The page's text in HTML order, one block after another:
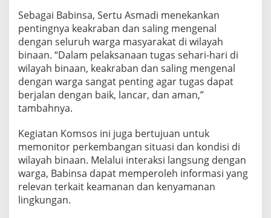
s
o
s
d
i
W
a
r
K
o
p
Sebagai Babinsa, Sertu Asmadi menekankan
pentingnya keakraban dan saling mengenal
dengan seluruh warga masyarakat di wilayah
binaan. “Dalam pelaksanaan tugas sehari-hari di
wilayah binaan, keakraban dan saling mengenal
dengan warga sangat penting agar tugas dapat
berjalan dengan baik, lancar, dan aman,”
tambahnya.
Kegiatan Komsos ini juga bertujuan untuk
memonitor perkembangan situasi dan kondisi di
wilayah binaan. Melalui interaksi langsung dengan
warga, Babinsa dapat memperoleh informasi yang
relevan terkait keamanan dan kenyamanan
lingkungan.